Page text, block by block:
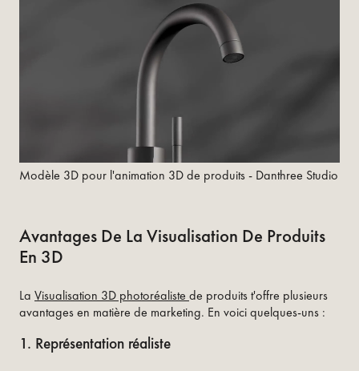
Modèle 3D pour l'animation 3D de produits - Danthree Studio
Avantages De La Visualisation De Produits
En 3D
La Visualisation 3D photoréaliste de produits t'offre plusieurs
avantages en matière de marketing. En voici quelques-uns :
1. Représentation réaliste